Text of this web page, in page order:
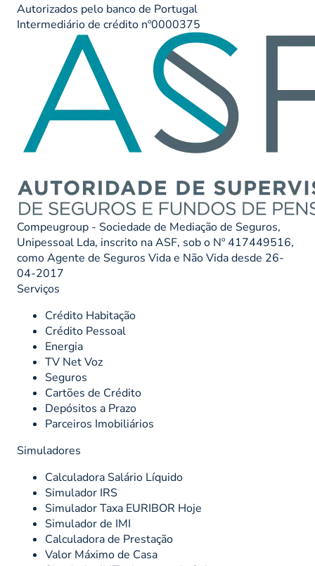
Autorizados pelo banco de Portugal
Intermediário de crédito nº0000375
Compeugroup - Sociedade de Mediação de Seguros,
Unipessoal Lda, inscrito na ASF, sob o Nº 417449516,
como Agente de Seguros Vida e Não Vida desde 26-
04-2017
Serviços
Crédito Habitação
Crédito Pessoal
Energia
TV Net Voz
Seguros
Cartões de Crédito
Depósitos a Prazo
Parceiros Imobiliários
Simuladores
Calculadora Salário Líquido
Simulador IRS
Simulador Taxa EURIBOR Hoje
Simulador de IMI
Calculadora de Prestação
Valor Máximo de Casa